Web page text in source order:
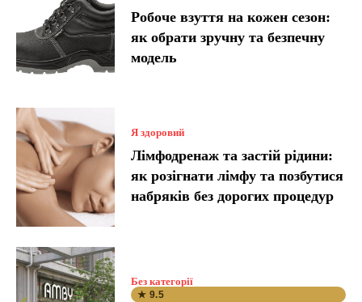
Робоче взуття на кожен сезон:
як обрати зручну та безпечну
модель
Я здоровий
Лімфодренаж та застій рідини:
як розігнати лімфу та позбутися
набряків без дорогих процедур
Без категорії
★ 9.5